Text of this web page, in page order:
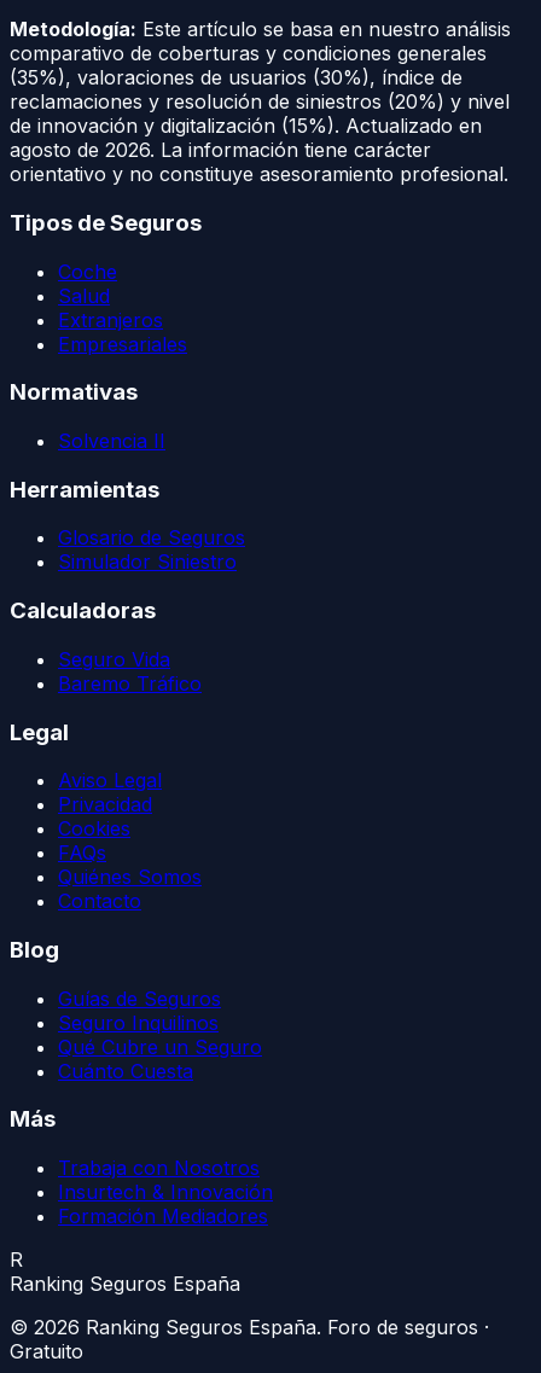
Metodología: Este artículo se basa en nuestro análisis
comparativo de coberturas y condiciones generales
(35%), valoraciones de usuarios (30%), índice de
reclamaciones y resolución de siniestros (20%) y nivel
de innovación y digitalización (15%). Actualizado en
agosto de 2026. La información tiene carácter
orientativo y no constituye asesoramiento profesional.
Tipos de Seguros
Coche
Salud
Extranjeros
Empresariales
Normativas
Solvencia II
Herramientas
Glosario de Seguros
Simulador Siniestro
Calculadoras
Seguro Vida
Baremo Tráfico
Legal
Aviso Legal
Privacidad
Cookies
FAQs
Quiénes Somos
Contacto
Blog
Guías de Seguros
Seguro Inquilinos
Qué Cubre un Seguro
Cuánto Cuesta
Más
Trabaja con Nosotros
Insurtech & Innovación
Formación Mediadores
R
Ranking Seguros España
© 2026 Ranking Seguros España. Foro de seguros ·
Gratuito